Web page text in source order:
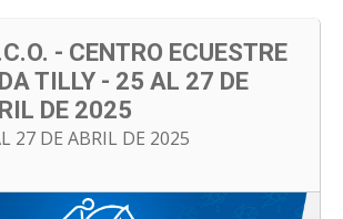
- CENTRO ECUESTRE
TILLY - 25 AL 27 DE
DE 2025
27 DE ABRIL DE 2025